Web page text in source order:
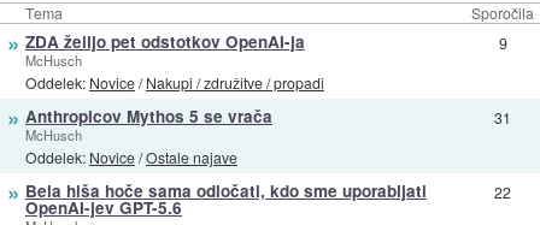
Tema Sporočila
» ZDA želijo pet odstotkov OpenAI-ja
McHusch
Oddelek: Novice/Nakupi / združitve / propadi
9
» Anthropicov Mythos 5 se vrača
McHusch
Oddelek: Novice/Ostale najave
31
» Bela hiša hoče sama odločati, kdo sme uporabljati
OpenAI-jev GPT-5.6
22